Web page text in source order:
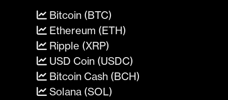
Bitcoin (BTC)
Ethereum (ETH)
Ripple (XRP)
USD Coin (USDC)
Bitcoin Cash (BCH)
Solana (SOL)